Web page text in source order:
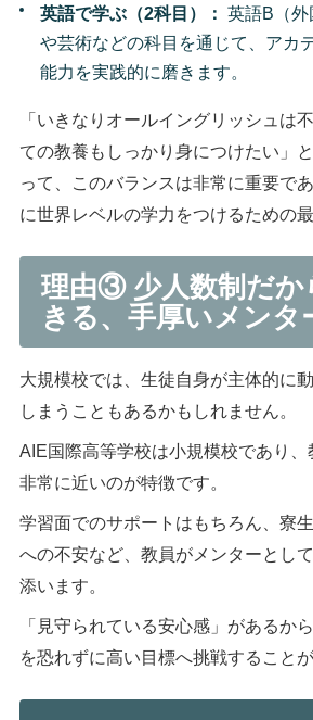
英語で学ぶ（2科目）： 英語B（外
や芸術などの科目を通じて、アカ
能力を実践的に磨きます。
「いきなりオールイングリッシュは
ての教養もしっかり身につけたい」
って、このバランスは非常に重要で
に世界レベルの学力をつけるための
理由③ 少人数制だか
きる、手厚いメンタ
大規模校では、生徒自身が主体的に
しまうこともあるかもしれません。
AIE国際高等学校は小規模校であり
非常に近いのが特徴です。
学習面でのサポートはもちろん、寮
への不安など、教員がメンターとし
添います。
「見守られている安心感」があるか
を恐れずに高い目標へ挑戦することが